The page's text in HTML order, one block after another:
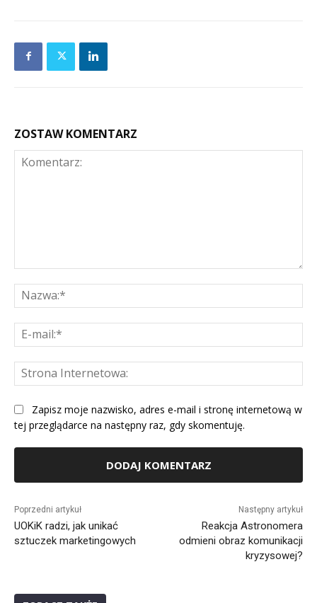
ZOSTAW KOMENTARZ
Zapisz moje nazwisko, adres e-mail i stronę internetową w
tej przeglądarce na następny raz, gdy skomentuję.
Poprzedni artykuł
UOKiK radzi, jak unikać
sztuczek marketingowych
Następny artykuł
Reakcja Astronomera
odmieni obraz komunikacji
kryzysowej?